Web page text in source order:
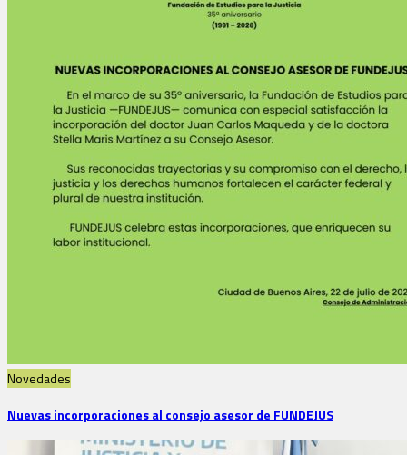
Novedades
Nuevas incorporaciones al consejo asesor de FUNDEJUS